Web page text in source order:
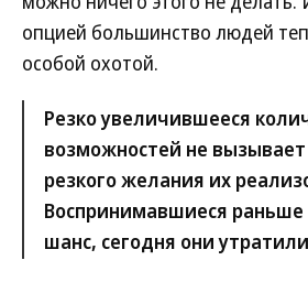
опцией большинство людей
особой охотой.
Резко увеличившееся
возможностей не
резкого желания их
Воспринимавшиеся раньше
шанс, сегодня они